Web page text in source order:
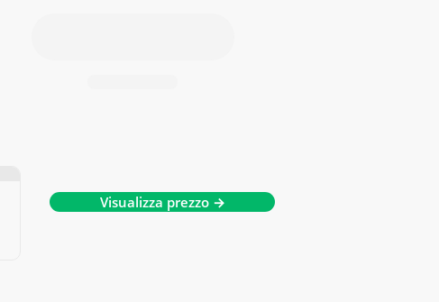
Visualizza prezzo →